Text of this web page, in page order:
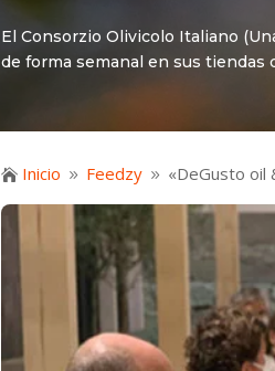
El Consorzio Olivicolo Italiano
de forma semanal en sus tiendas
 Inicio 9 Feedzy 9 «DeGusto oil